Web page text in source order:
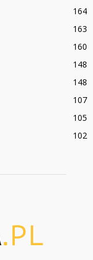
164
163
160
148
148
107
105
102